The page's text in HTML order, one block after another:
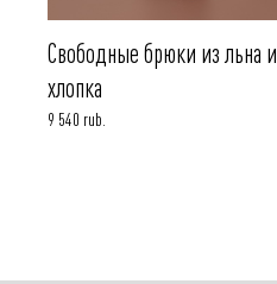
Свободные брюки из льна и
хлопка
9 540 rub.